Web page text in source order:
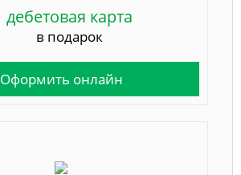
дебетовая карта
в подарок
Оформить онлайн